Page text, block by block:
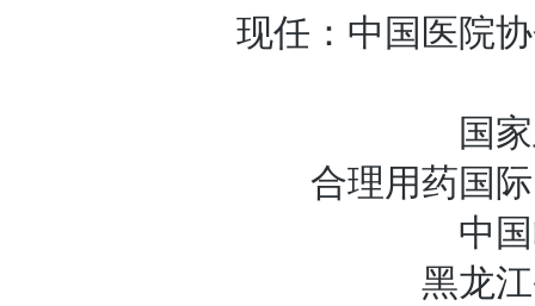
现任：中国医院
国
合理用药国
中
黑龙